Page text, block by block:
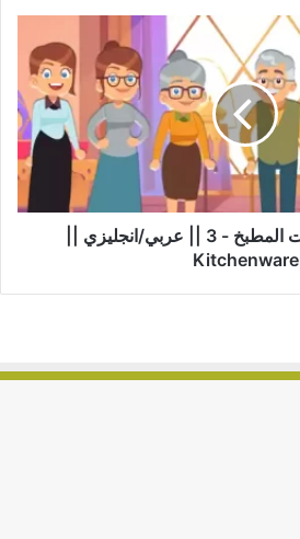
تعلم مفردات أدوات المطبخ - 3 || عربي/انجليزي ||
Kitchenware